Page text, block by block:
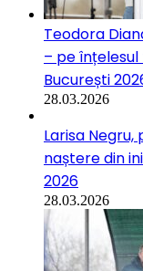
Teodora
– pe
București
28.03.2026
Larisa
naștere din
2026
28.03.2026